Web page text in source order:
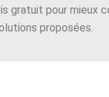
gratuit pour mieux
proposées.